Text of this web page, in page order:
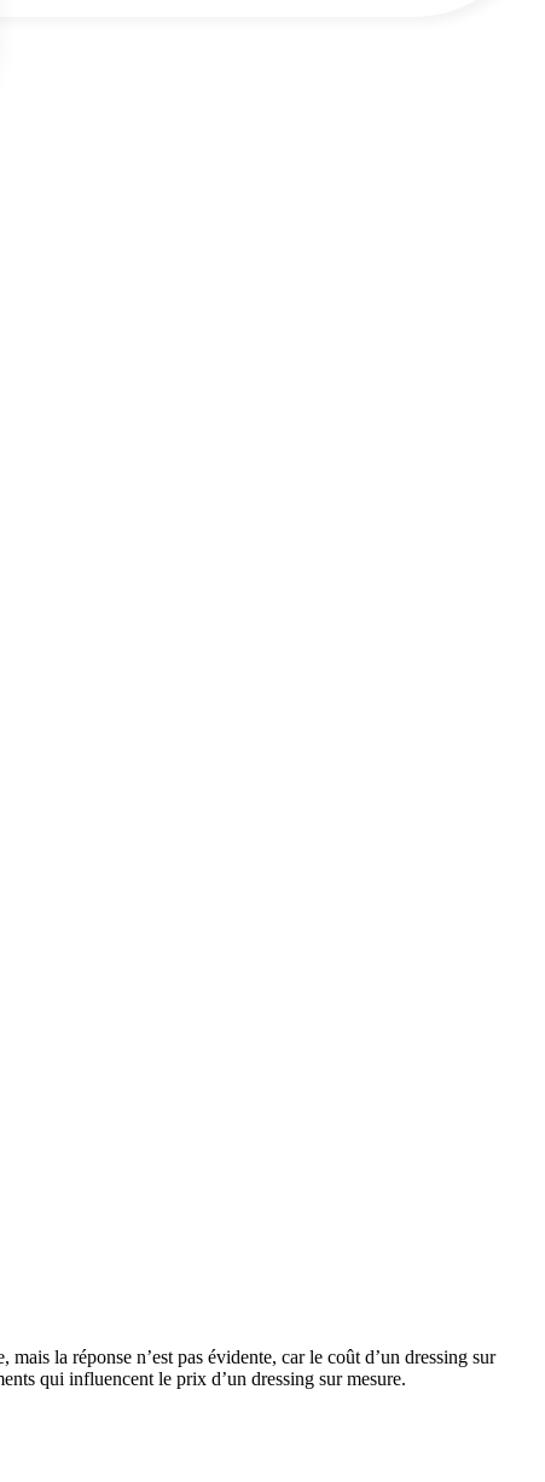
la réponse n’est pas évidente, car le coût d’un dressing sur
qui influencent le prix d’un dressing sur mesure.